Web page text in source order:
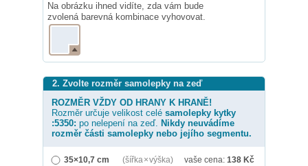
Na obrázku ihned vidíte, zda vám bude
zvolená barevná kombinace vyhovovat.
2. Zvolte rozměr samolepky na zeď
ROZMĚR VŽDY OD HRANY K HRANĚ!
Rozměr určuje velikost celé samolepky kytky
:5350: po nelepení na zeď. Nikdy neuvádíme
rozměr části samolepky nebo jejího segmentu.
35×10,7 cm (šířka × výška) vaše cena: 138 Kč